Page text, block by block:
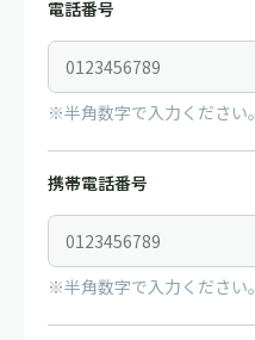
電話番号
※半角数字で入力ください。
携帯電話番号
※半角数字で入力ください。